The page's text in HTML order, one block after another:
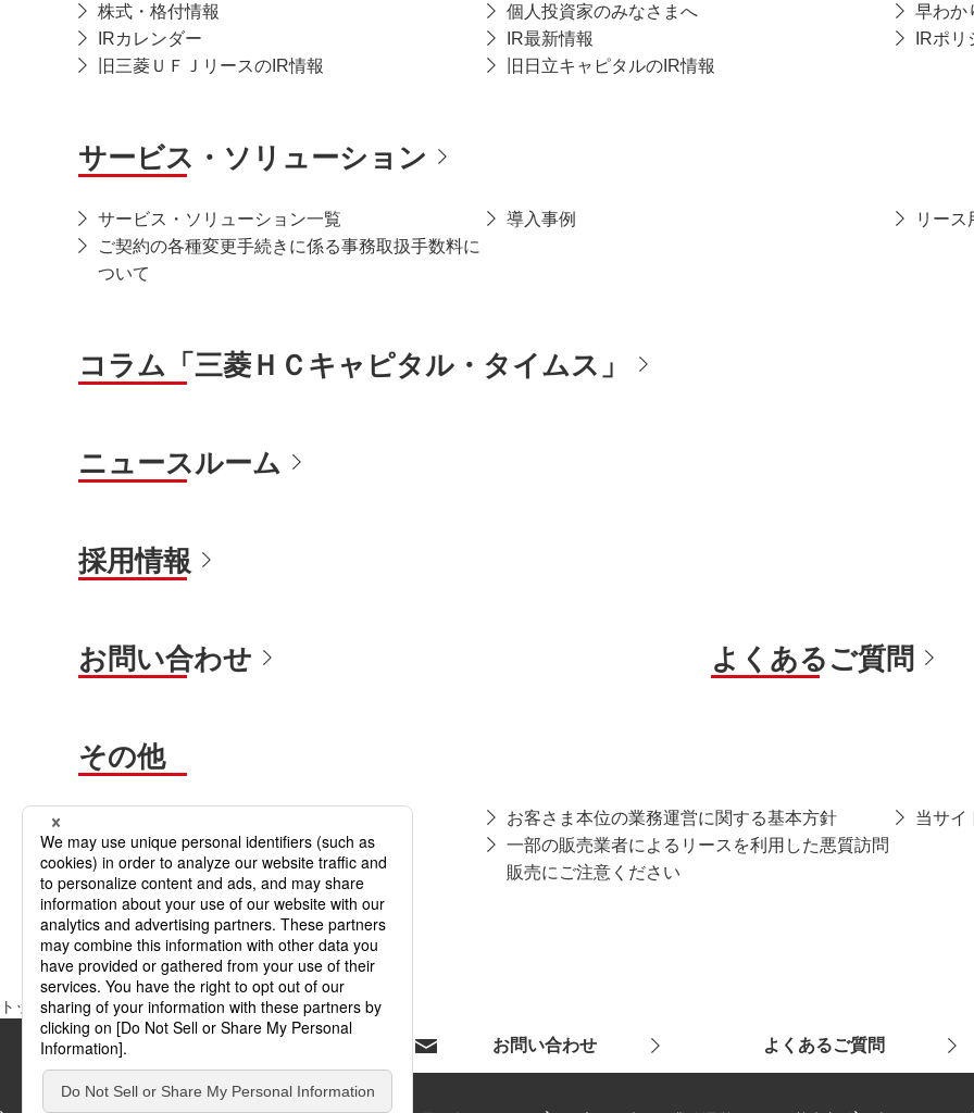
株式・格付情報
個人投資家のみなさまへ
早わか
IRカレンダー
IR最新情報
IRポリ
旧三菱ＵＦＪリースのIR情報
旧日立キャピタルのIR情報
サービス・ソリューション
サービス・ソリューション一覧 導入事例
リース
ご契約の各種変更手続きに係る事務取扱手数料に
ついて
コラム 「三菱ＨＣキャピタル・タイムス」
ニュースルーム
採用情報
お問い合わせ よくあるご質問
その他
お客さま本位の業務運営に関する基本方針
当サイ
ウェブアクセシビリティ方針
一部の販売業者によるリースを利用した悪質訪問
販売にご注意ください
トップページ サイトマップ
お問い合わせ よくあるご質問